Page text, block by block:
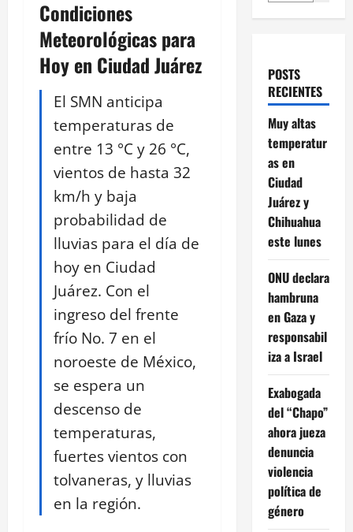
Condiciones
Meteorológicas para
Hoy en Ciudad Juárez
El SMN anticipa
temperaturas de
entre 13 °C y 26 °C,
vientos de hasta 32
km/h y baja
probabilidad de
lluvias para el día de
hoy en Ciudad
Juárez. Con el
ingreso del frente
frío No. 7 en el
noroeste de México,
se espera un
descenso de
temperaturas,
fuertes vientos con
tolvaneras, y lluvias
en la región.
POSTS
RECIENTES
Muy altas
temperatur
as en
Ciudad
Juárez y
Chihuahua
este lunes
ONU declara
hambruna
en Gaza y
responsabil
iza a Israel
Exabogada
del “Chapo”
ahora jueza
denuncia
violencia
política de
género